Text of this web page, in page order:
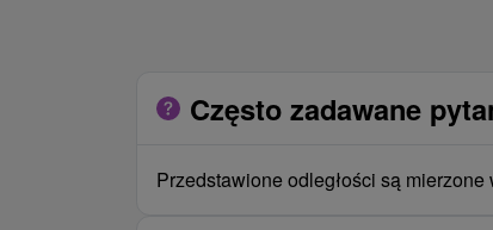
Często zadawane
Przedstawione odległości są